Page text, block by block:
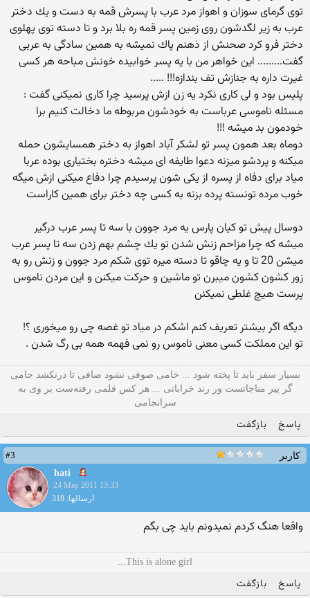
توی گرمای سوزان و اهواز مرد عرب با پسرش قمه به دست و یك دختر
عرب به زیر لگدشون روی زمین پسر قمه ره بلا برد و تا دسته توی پهلوی
دختر فرو كرد صحنش از ذهنم پاك نمیشه به همین سادگی به عربی
گفت......... این خواهر من با یه پسر خوابیده خونش مباحه هر كسی
غیرت داره به جنازش تف بندازه!!! .....
پلیس بود و لی كاری نكرد یه زن ازش پرسید چرا كاری نمیكنی گفت :
مسئله ناموسی عرباست به خودشون مربوطه ما دخالت كنیم برا
خودمون بد میشه !!!
دوماه بعد همون پسر تو لشكر آباد اهواز به دختر همسایشون حمله
میكنه و پردشو میزنه دعوا طایفه ای میشه دختره بختیاری بوده عربا
میاد برای دفاه از پسره از یكی شون پرسیدم چرا دفاع میكنی ازش میگه
خوب مرده تونسته پرده بزنه به كسی چه دختر برای همین كاراست
دوسال پیش تو كیان پارس یه مرد جوون با سه تا پسر عرب درگیر
میشه كه چرا مزاحم زنش شدن تو یك چشم بهم زدن سه تا پسر عرب
میشن 20 تا و یه چاقو تا دسته میره توی شكم مرد جوون و زنش رو به
زور كشون كشون میبرن تو ماشین و حركت میكنن و این مردن ناموس
پرست هیچ غلطی نمیكنن
دیگه اگر بیشتر تعریف كنم اشكم در میاد تو غصه چی رو میخوری ؟!
تو این مملكت كسی معنی ناموس رو نمی فهمه همه بی رگ شدن .
بسیار سفر باید تا پخته شود ... خامی صوفی نشود صافی تا درنکشد جامی
گر پیر مناجاتست ور رند خراباتی ... هر کس قلمی رفته‌ست بر وی به
سرانجامی
پاسخ بازگفت
کاربر
#3
hati
24 May 2011 13:33
ارسالها: 318
واقعا هنگ كردم نمیدونم باید چی بگم
This is alone girl...
پاسخ بازگفت